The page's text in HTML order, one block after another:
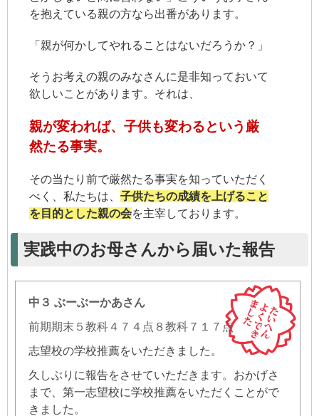
を抱えている親の方なら出番があります。
「親が何かしてやれることはないだろうか？」
そうお考えの親のみなさんに是非知っておいて
欲しいことがあります。それは、
親が変われば、子供も変わるという厳
然たる事実。
その当たり前で厳然たる事実を知っていただく
べく、私たちは、 子供たちの成績を上げること
を目的とした親の会を主宰しております。
実践中のお母さんから届いた報告
中３ ぶーぶーかあさん
前期期末５教科４７４点８教科７１７点
志望校の学校推薦をいただきました。
久しぶりに報告をさせていただきます。おかげさ
まで、第一志望校に学校推薦をいただくことがで
きました。